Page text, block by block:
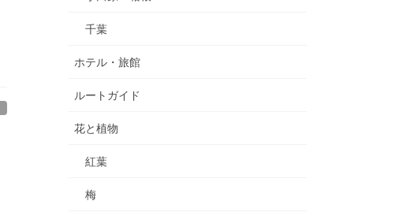
千葉
ホテル・旅館
ルートガイド
花と植物
紅葉
梅